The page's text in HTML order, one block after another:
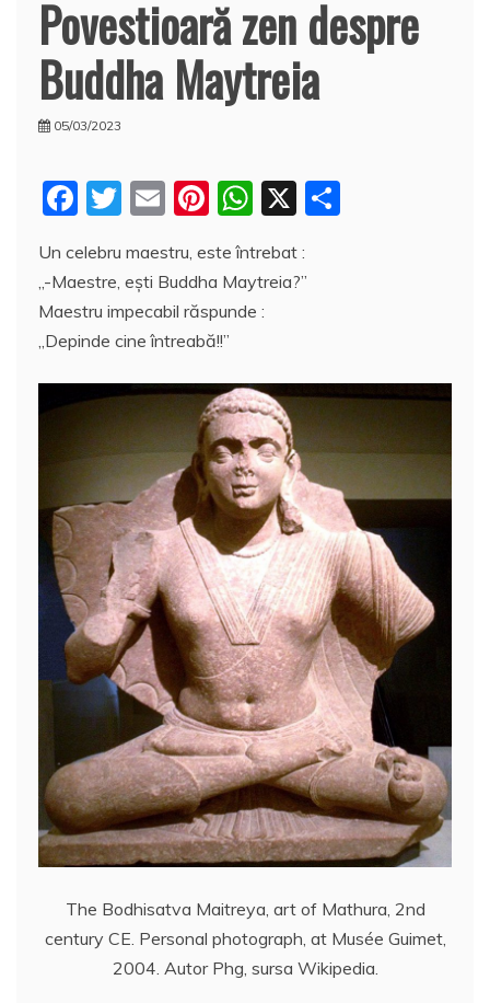
Povestioară zen despre
Buddha Maytreia
05/03/2023
F
c
e
b
o
o
k
T
itt
er
E
ai
l
Pi
er
e
st
W
at
s
p
p
X
a
z
ă
Un celebru maestru, este întrebat :
„-Maestre, eşti Buddha Maytreia?”
Maestru impecabil răspunde :
„Depinde cine întreabă!!”
The Bodhisatva Maitreya, art of Mathura, 2nd
century CE. Personal photograph, at Musée Guimet,
2004. Autor Phg, sursa Wikipedia.